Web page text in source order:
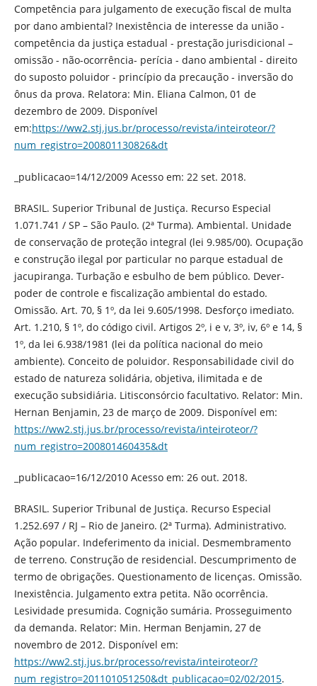
Competência para julgamento de execução fiscal de multa
por dano ambiental? Inexistência de interesse da união -
competência da justiça estadual - prestação jurisdicional –
omissão - não-ocorrência- perícia - dano ambiental - direito
do suposto poluidor - princípio da precaução - inversão do
ônus da prova. Relatora: Min. Eliana Calmon, 01 de
dezembro de 2009. Disponível
em:https://ww2.stj.jus.br/processo/revista/inteiroteor/?
num_registro=200801130826&dt
_publicacao=14/12/2009 Acesso em: 22 set. 2018.
BRASIL. Superior Tribunal de Justiça. Recurso Especial
1.071.741 / SP – São Paulo. (2ª Turma). Ambiental. Unidade
de conservação de proteção integral (lei 9.985/00). Ocupação
e construção ilegal por particular no parque estadual de
jacupiranga. Turbação e esbulho de bem público. Dever-
poder de controle e fiscalização ambiental do estado.
Omissão. Art. 70, § 1º, da lei 9.605/1998. Desforço imediato.
Art. 1.210, § 1º, do código civil. Artigos 2º, i e v, 3º, iv, 6º e 14, §
1º, da lei 6.938/1981 (lei da política nacional do meio
ambiente). Conceito de poluidor. Responsabilidade civil do
estado de natureza solidária, objetiva, ilimitada e de
execução subsidiária. Litisconsórcio facultativo. Relator: Min.
Hernan Benjamin, 23 de março de 2009. Disponível em:
https://ww2.stj.jus.br/processo/revista/inteiroteor/?
num_registro=200801460435&dt
_publicacao=16/12/2010 Acesso em: 26 out. 2018.
BRASIL. Superior Tribunal de Justiça. Recurso Especial
1.252.697 / RJ – Rio de Janeiro. (2ª Turma). Administrativo.
Ação popular. Indeferimento da inicial. Desmembramento
de terreno. Construção de residencial. Descumprimento de
termo de obrigações. Questionamento de licenças. Omissão.
Inexistência. Julgamento extra petita. Não ocorrência.
Lesividade presumida. Cognição sumária. Prosseguimento
da demanda. Relator: Min. Herman Benjamin, 27 de
novembro de 2012. Disponível em:
https://ww2.stj.jus.br/processo/revista/inteiroteor/?
num_registro=201101051250&dt_publicacao=02/02/2015.